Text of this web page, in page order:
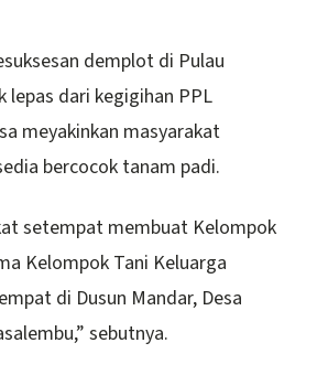
demplot di Pulau
lepas dari kegigihan PPL
meyakinkan masyarakat
bercocok tanam padi.
setempat membuat Kelompok
Kelompok Tani Keluarga
di Dusun Mandar, Desa
sebutnya.